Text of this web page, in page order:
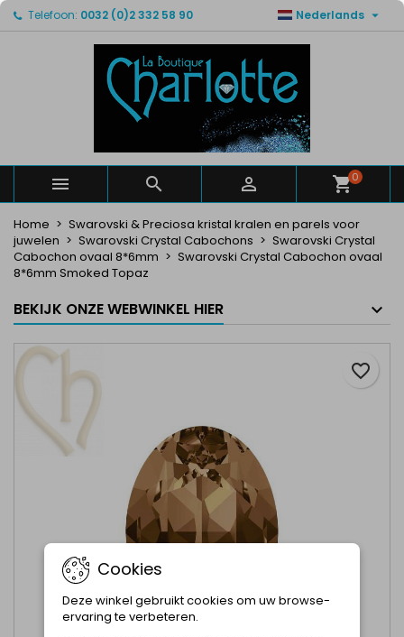
Telefoon: 0032 (0)2 332 58 90 Nederlands 
   0
Home
Swarovski & Preciosa kristal kralen en parels voor
juwelen
Swarovski Crystal Cabochons
Swarovski Crystal
Cabochon ovaal 8*6mm
Swarovski Crystal Cabochon ovaal
8*6mm Smoked Topaz
BEKIJK ONZE WEBWINKEL HIER
favorite_border
Mijn verlanglijsten ×
Maak een lijst
Maak een verlanglijst ×
Verlanglijst naam
Annuleren Maak een verlanglijst
Inloggen ×
U moet ingelogd zijn om producten in uw verlanglijst
Annuleren Inloggen
Cookies
Deze winkel gebruikt cookies om uw browse-
ervaring te verbeteren.